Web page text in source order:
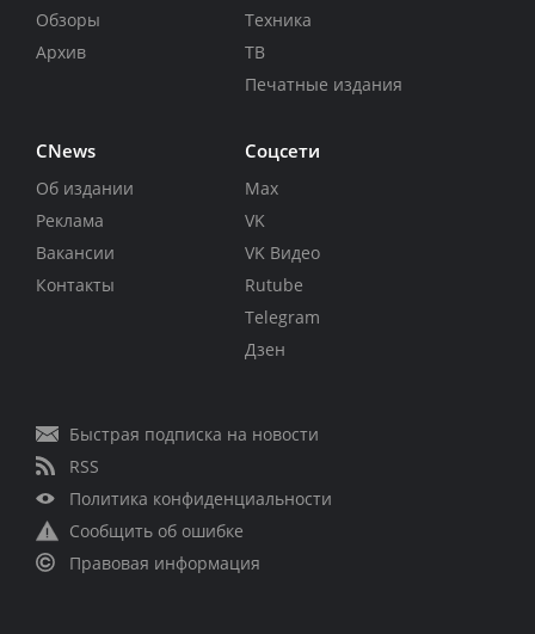
Обзоры
Архив
Техника
ТВ
Печатные издания
CNews
Об издании
Реклама
Вакансии
Контакты
Соцсети
Max
VK
VK Видео
Rutube
Telegram
Дзен
Быстрая подписка на новости
RSS
Политика конфиденциальности
Сообщить об ошибке
Правовая информация